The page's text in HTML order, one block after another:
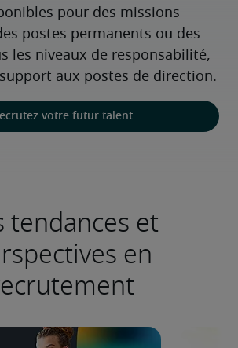
pour des missions
postes permanents ou des
les niveaux de responsabilité,
aux postes de direction.
votre futur talent
tendances et
en